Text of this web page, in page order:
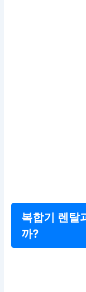
복합기 렌탈
까?